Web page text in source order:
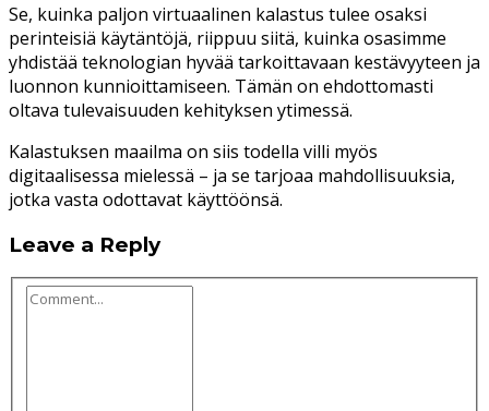
Se, kuinka paljon virtuaalinen kalastus tulee osaksi
perinteisiä käytäntöjä, riippuu siitä, kuinka osasimme
yhdistää teknologian hyvää tarkoittavaan kestävyyteen ja
luonnon kunnioittamiseen. Tämän on ehdottomasti
oltava tulevaisuuden kehityksen ytimessä.
Kalastuksen maailma on siis todella villi myös
digitaalisessa mielessä – ja se tarjoaa mahdollisuuksia,
jotka vasta odottavat käyttöönsä.
Leave a Reply